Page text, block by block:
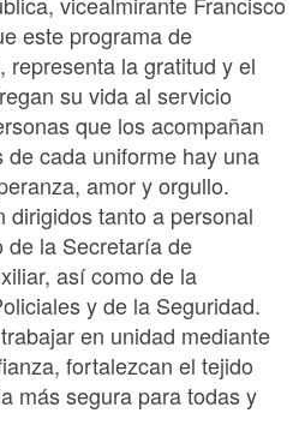
este programa de
representa la gratitud y el
su vida al servicio
que los acompañan
cada uniforme hay una
amor y orgullo.
dirigidos tanto a personal
de la Secretaría de
así como de la
y de la Seguridad.
en unidad mediante
fortalezcan el tejido
más segura para todas y